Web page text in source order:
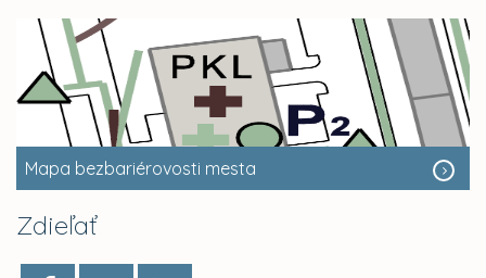
Mapa bezbariérovosti mesta
Zdieľať